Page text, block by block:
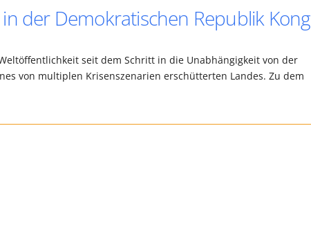
der Demokratischen Republik
seit dem Schritt in die Unabhängigkeit von der
von multiplen Krisenszenarien erschütterten Landes. Zu dem